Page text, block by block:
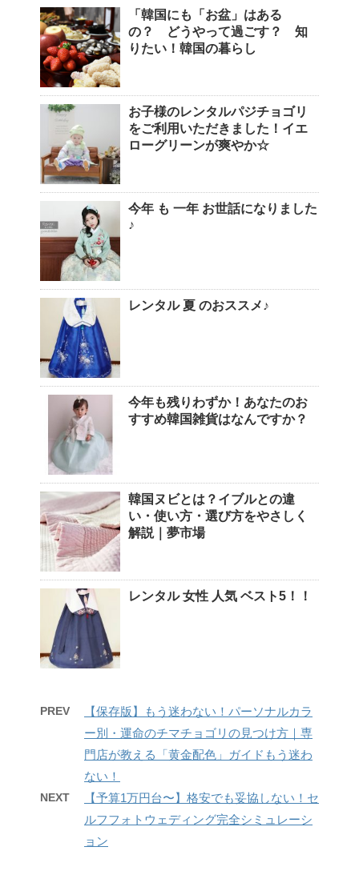
「韓国にも「お盆」はある
の？ どうやって過ごす？ 知
りたい！韓国の暮らし
お子様のレンタルパジチョゴリ
をご利用いただきました！イエ
ローグリーンが爽やか☆
今年 も 一年 お世話になりました
♪
レンタル 夏 のおススメ♪
今年も残りわずか！あなたのお
すすめ韓国雑貨はなんですか？
韓国ヌビとは？イブルとの違
い・使い方・選び方をやさしく
解説｜夢市場
レンタル 女性 人気 ベスト5！！
PREV
【保存版】もう迷わない！パーソナルカラ
ー別・運命のチマチョゴリの見つけ方｜専
門店が教える「黄金配色」ガイドもう迷わ
ない！
NEXT
【予算1万円台〜】格安でも妥協しない！セ
ルフフォトウェディング完全シミュレーシ
ョン